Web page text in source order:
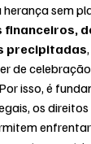
sem
financeiros,
precipitadas
de
isso, é
os